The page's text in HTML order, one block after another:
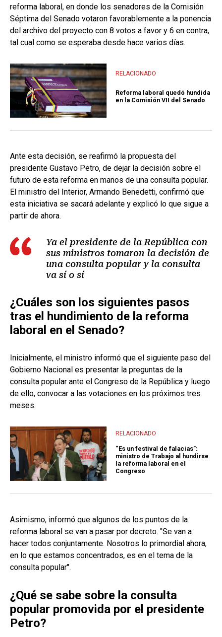
reforma laboral, en donde los senadores de la Comisión
Séptima del Senado votaron favorablemente a la ponencia
del archivo del proyecto con 8 votos a favor y 6 en contra,
tal cual como se esperaba desde hace varios días.
RELACIONADO
Reforma laboral quedó hundida
en la Comisión VII del Senado
Ante esta decisión, se reafirmó la propuesta del
presidente Gustavo Petro, de dejar la decisión sobre el
futuro de esta reforma en manos de una consulta popular.
El ministro del Interior, Armando Benedetti, confirmó que
esta iniciativa se sacará adelante y explicó lo que sigue a
partir de ahora.
Ya el presidente de la República con
sus ministros tomaron la decisión de
una consulta popular y la consulta
va sí o sí
¿Cuáles son los siguientes pasos
tras el hundimiento de la reforma
laboral en el Senado?
Inicialmente, el ministro informó que el siguiente paso del
Gobierno Nacional es presentar la preguntas de la
consulta popular ante el Congreso de la República y luego
de ello, convocar a las votaciones en los próximos tres
meses.
RELACIONADO
“Es un festival de falacias”:
ministro de Trabajo al hundirse
la reforma laboral en el
Congreso
Asimismo, informó que algunos de los puntos de la
reforma laboral se van a pasar por decreto. "Se van a
hacer todos conjuntamente. Nosotros lo primordial ahora,
en lo que estamos concentrados, es en el tema de la
consulta popular".
¿Qué se sabe sobre la consulta
popular promovida por el presidente
Petro?